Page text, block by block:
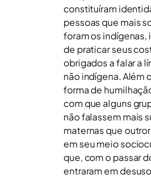
constituíram
pessoas que mais
foram os indígenas,
de praticar seus
obrigados a falar a
não indígena. Além
forma de
com que alguns
não falassem mais
maternas que
em seu meio
que, com o passar
entraram em